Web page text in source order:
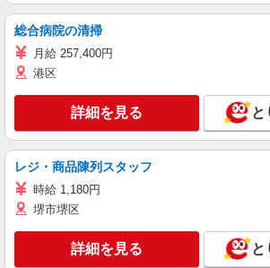
総合病院の清掃
月給 257,400円
港区
詳細を見る と
レジ・商品陳列スタッフ
時給 1,180円
堺市堺区
詳細を見る と